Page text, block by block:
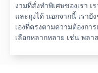
งามที่สั่งทำพิเศษของเรา
และถุงได้ นอกจากนี้ เร
เองที่ตรงตามความต้องกา
เลือกหลากหลาย เช่น พล